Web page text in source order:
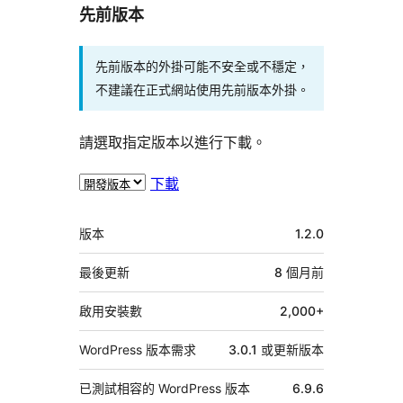
先前版本
先前版本的外掛可能不安全或不穩定，
不建議在正式網站使用先前版本外掛。
請選取指定版本以進行下載。
下載
中
繼
資
料
版本 1.2.0
最後更新 8 個月前
啟用安裝數 2,000+
WordPress 版本需求 3.0.1 或更新版本
已測試相容的 WordPress 版本 6.9.6